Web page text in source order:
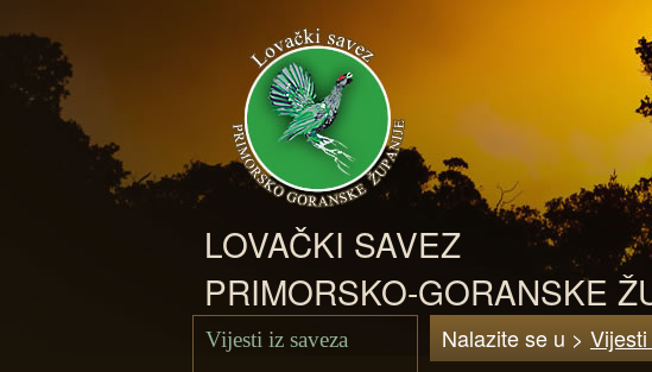
LOVAČKI SAVEZ
PRIMORSKO-GORANSKE
Vijesti iz saveza
Nalazite se u >